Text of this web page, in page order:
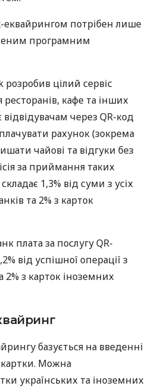
еквайрингом потрібен лише
програмним
цілий сервіс
кафе та інших
через QR-код
рахунок (зокрема
чайові та відгуки без
за приймання таких
1,3% від суми з усіх
та 2% з карток
плата за послугу QR-
від успішної операції з
2% з карток іноземних
базується на введенні
картки. Можна
українських та іноземних